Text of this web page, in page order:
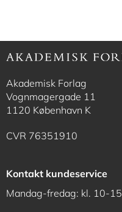
Akademisk Forlag
Vognmagergade 11
1120 København K
CVR 76351910
Kontakt kundeservice
Mandag-fredag: kl. 10-15